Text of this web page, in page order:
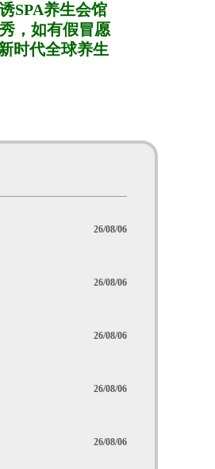
SPA养生会馆
，如有假冒愿
时代全球养生
26/08/06
26/08/06
26/08/06
26/08/06
26/08/06